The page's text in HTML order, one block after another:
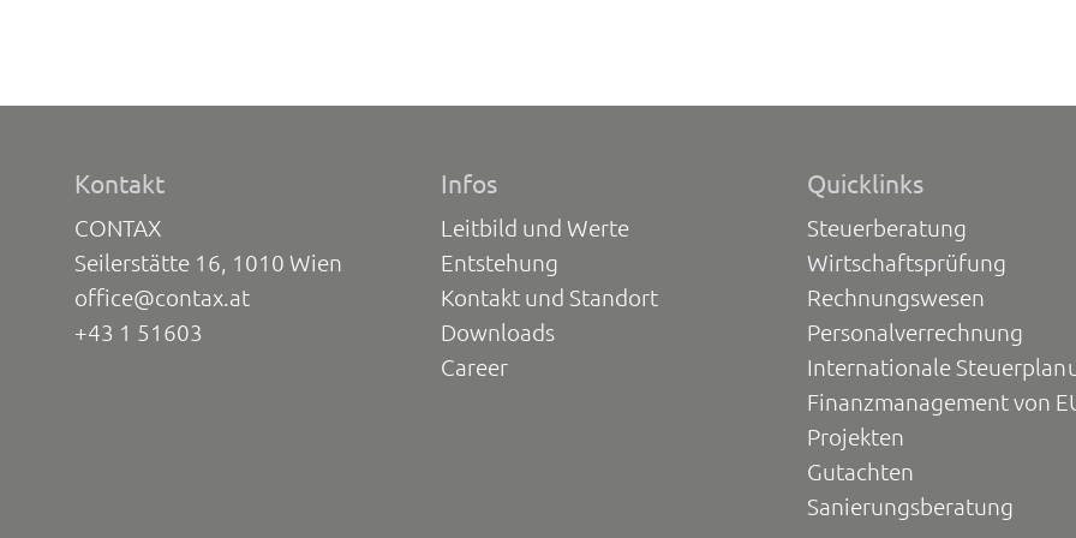
Kontakt
CONTAX
Seilerstätte 16, 1010 Wien
office@contax.at
+43 1 51603
Infos
Leitbild und Werte
Entstehung
Kontakt und Standort
Downloads
Career
Quicklinks
Steuerberatung
Wirtschaftsprüfung
Rechnungswesen
Personalverrechnung
Internationale
Finanzmanagement von
Projekten
Gutachten
Sanierungsberatung